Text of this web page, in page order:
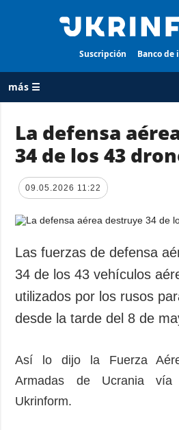
Suscripción Banco de
más ☰
TODAS LAS
Guerra
de Ucrania
Política
Economía
Defensa
Sociedad y
Crimen
Desastres y
La defensa
34 de los 43
09.05.2026 11:22
Las fuerzas de defensa
34 de los 43 vehículos
utilizados por los rusos
desde la tarde del 8 de
Así lo dijo la Fuerza
Armadas de Ucrania vía
Ukrinform.